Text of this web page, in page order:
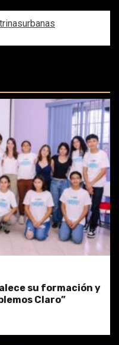
su formación y
Claro”